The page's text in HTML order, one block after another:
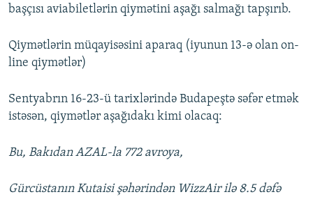
başçısı aviabiletlərin qiymətini aşağı salmağı tapşırıb.
Qiymətlərin müqayisəsini aparaq (iyunun 13-ə olan on-
line qiymətlər)
Sentyabrın 16-23-ü tarixlərində Budapeştə səfər etmək
istəsən, qiymətlər aşağıdakı kimi olacaq:
Bu, Bakıdan AZAL-la 772 avroya,
Gürcüstanın Kutaisi şəhərindən WizzAir ilə 8.5 dəfə